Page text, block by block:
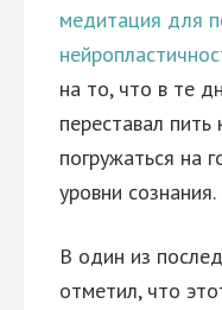
медитация для
на то, что в те
переставал
погружаться на
уровни сознания.
В один из
отметил, что